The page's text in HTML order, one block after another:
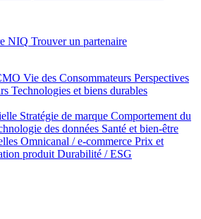
NIQ Trouver un partenaire
Vie des Consommateurs Perspectives
Technologies et biens durables
Stratégie de marque Comportement du
des données Santé et bien‑être
Omnicanal / e‑commerce Prix et
produit Durabilité / ESG